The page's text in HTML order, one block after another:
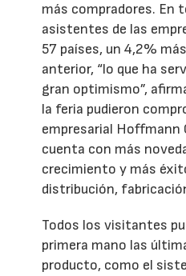
más compradores. En
asistentes de las
57 países, un 4,2%
anterior, “lo que ha
gran optimismo”,
la feria pudieron
empresarial Hoffmann
cuenta con más
crecimiento y más
distribución,
Todos los visitantes
primera mano las
producto, como el